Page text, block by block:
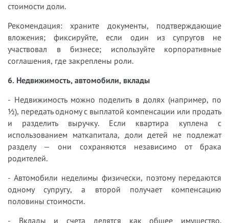
стоимости доли.
Рекомендация: храните документы, подтверждающие
вложения; фиксируйте, если один из супругов не
участвовал в бизнесе; используйте корпоративные
соглашения, где закреплены роли.
6. Недвижимость, автомобили, вклады
- Недвижимость можно поделить в долях (например, по
½), передать одному с выплатой компенсации или продать
и разделить выручку. Если квартира куплена с
использованием маткапитала, доли детей не подлежат
разделу — они сохраняются независимо от брака
родителей.
- Автомобили неделимы физически, поэтому передаются
одному супругу, а второй получает компенсацию
половины стоимости.
- Вклады и счета делятся как общее имущество.